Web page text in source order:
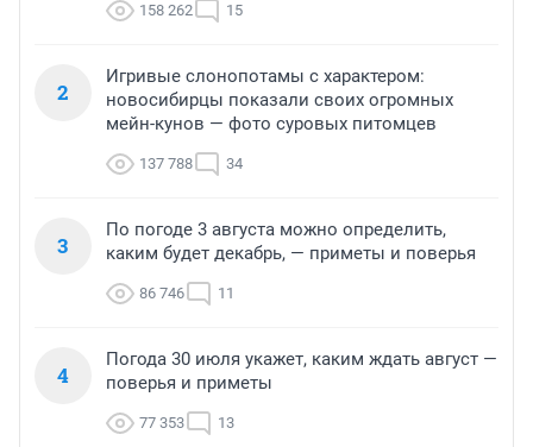
158 262 15
2
Игривые слонопотамы с характером:
новосибирцы показали своих огромных
мейн-кунов — фото суровых питомцев
137 788 34
3
По погоде 3 августа можно определить,
каким будет декабрь, — приметы и поверья
86 746 11
4
Погода 30 июля укажет, каким ждать август —
поверья и приметы
77 353 13